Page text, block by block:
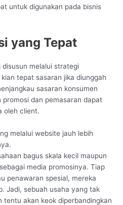
untuk digunakan pada bisnis
yang Tepat
melalui strategi
tepat sasaran jika diunggah
sasaran konsumen
promosi dan pemasaran dapat
oleh client.
melalui website jauh lebih
bagus skala kecil maupun
media promosinya. Tiap
penawaran spesial, mereka
Jadi, sebuah usaha yang tak
tentu akan keok diperbandingkan